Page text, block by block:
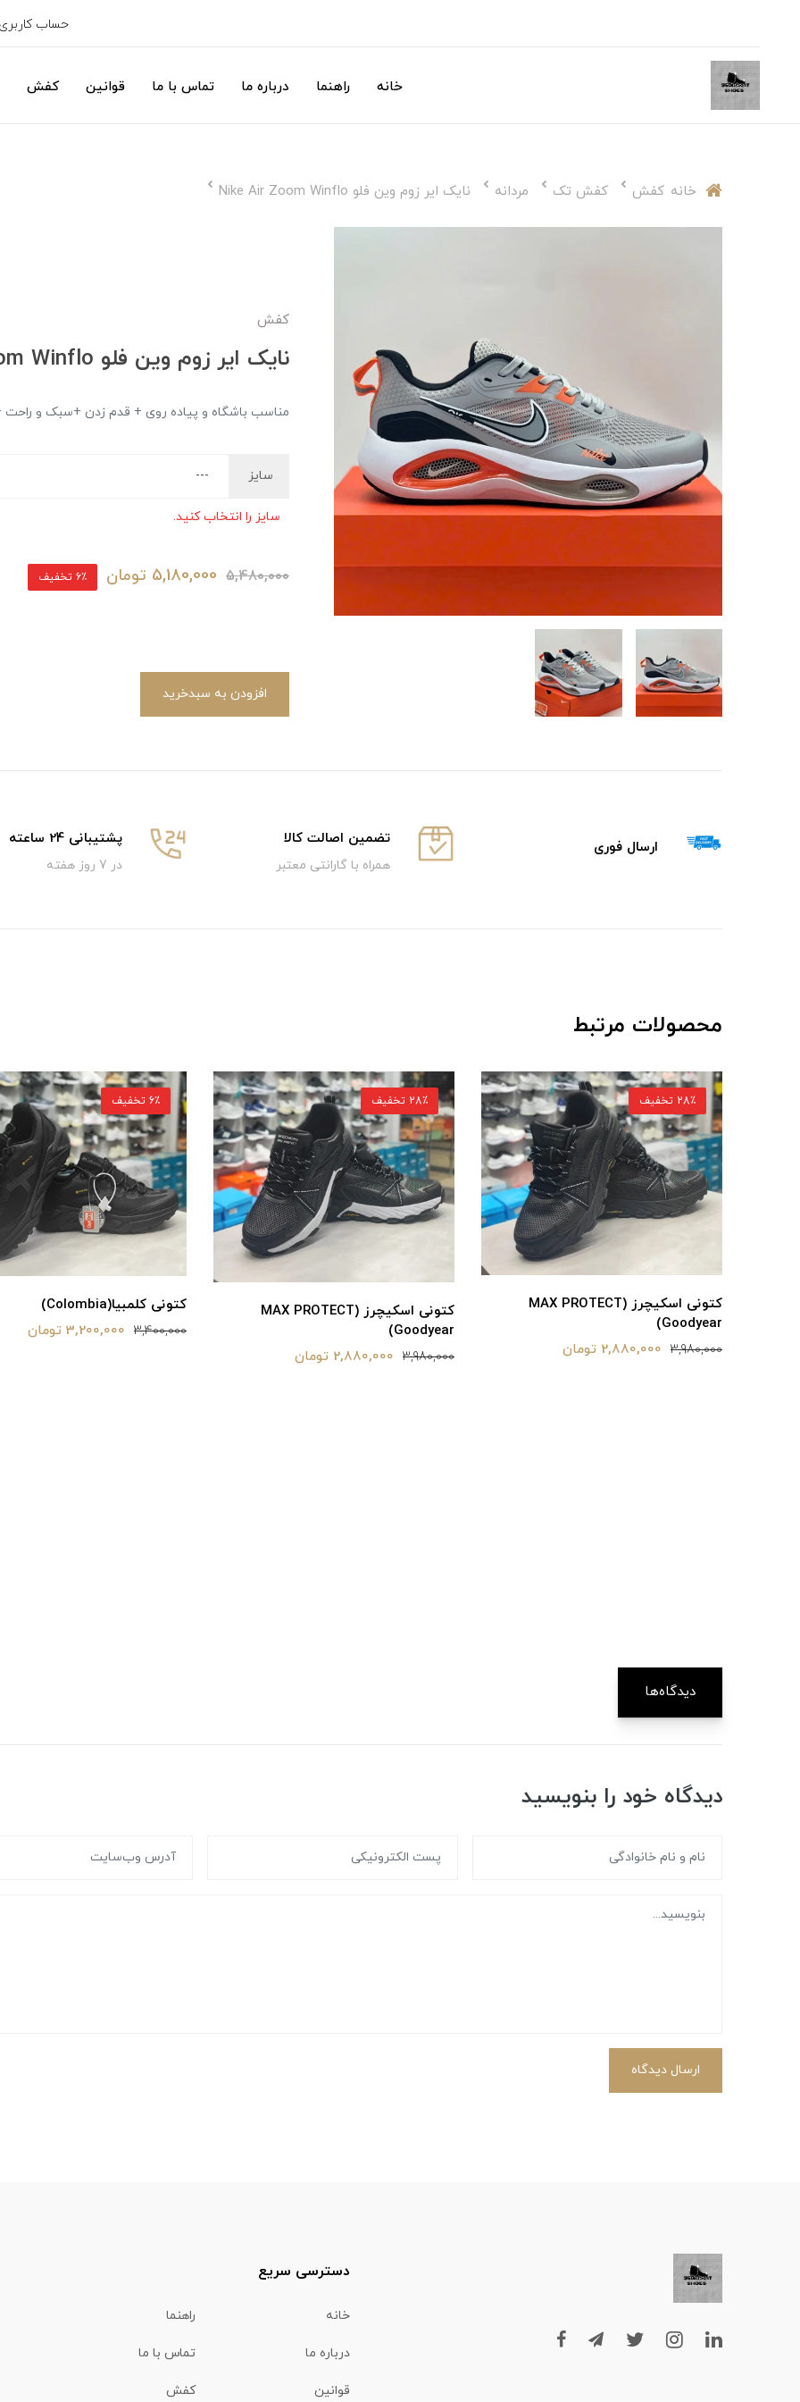
حساب کاربری
خانه راهنما درباره ما تماس با ما قوانین کفش
خانه کفش کفش تک مردانه نایک ایر زوم وین فلو Nike Air Zoom Winflo
کفش
نایک ایر زوم وین فلو Nike Air Zoom Winflo
مناسب باشگاه و پیاده روی + قدم زدن +سبک و راحت
سایز
سایز را انتخاب کنید.
5,480,000
5,180,000 تومان 6٪ تخفیف
افزودن به سبدخرید
ارسال فوری تضمین اصالت کالا
همراه با گارانتی معتبر
پشتیبانی 24 ساعته
در 7 روز هفته
محصولات مرتبط
کتونی اسکیچرز (MAX PROTECT
Goodyear)
3,980,000 2,880,000 تومان
28٪ تخفیف
کتونی اسکیچرز (MAX PROTECT
Goodyear)
3,980,000 2,880,000 تومان
28٪ تخفیف
کتونی کلمبیا(Colombia)
3,400,000 3,200,000 تومان
6٪ تخفیف
دیدگاه‌ها
دیدگاه خود را بنویسید
ارسال دیدگاه
دسترسی سریع
خانه راهنما
درباره ما تماس با ما
قوانین کفش